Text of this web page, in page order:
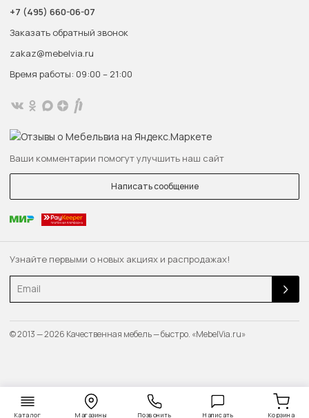
Узнайте первыми о новых акциях и распродажах!
Email
+7 (495) 660-06-07
Заказать обратный звонок
zakaz@mebelvia.ru
Время работы: 09:00 – 21:00
Ваши комментарии помогут улучшить наш сайт
Написать сообщение
© 2013 — 2026 Качественная мебель — быстро. «MebelVia.ru»
Каталог Магазины Позвонить Написать Корзина